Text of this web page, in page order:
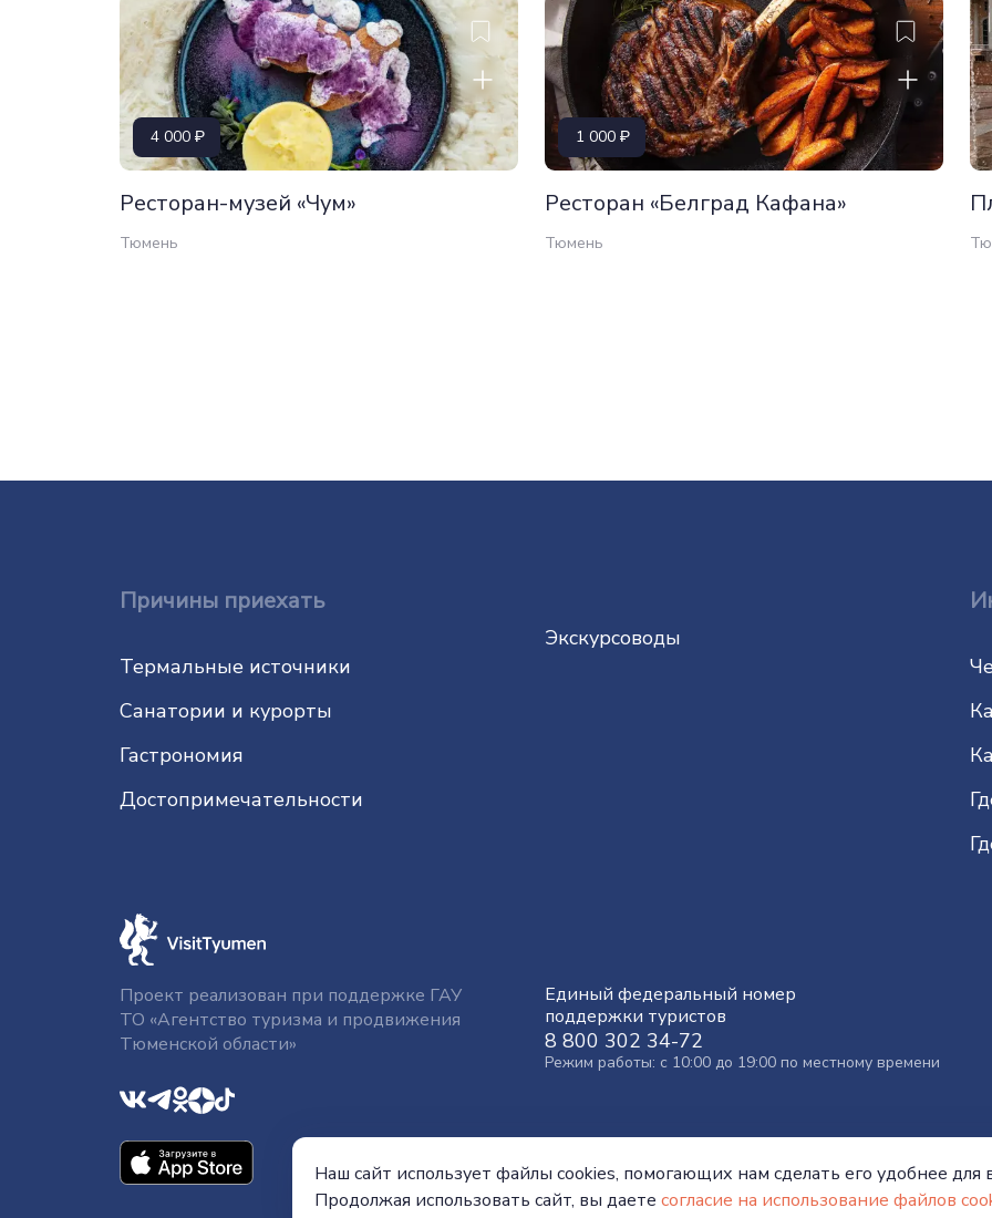
4 000
Ресторан-музей «Чум»
Тюмень
1 000
Ресторан «Белград Кафана»
Тюмень
Причины приехать
Термальные источники
Санатории и курорты
Гастрономия
До­сто­при­ме­ча­тель­нос­ти
Экскурсоводы
Проект реализован при поддержке ГАУ
ТО «Агентство туризма и продвижения
Тюменской области»
Единый федеральный номер
поддержки туристов
8 800 302 34-72
Режим работы: с 10:00 до 19:00 по местному времени
Наш сайт использует файлы cookies, помогающих нам сделать его удобнее для
Продолжая использовать сайт, вы даете согласие на использование файлов